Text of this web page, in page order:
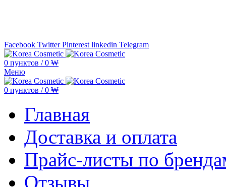
Facebook Twitter Pinterest linkedin Telegram
0 пунктов / 0 ₩
Меню
0 пунктов / 0 ₩
Главная
Доставка и оплата
Прайс-листы по
Отзывы